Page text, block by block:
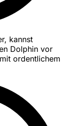
kannst
Dolphin vor
ordentlichem